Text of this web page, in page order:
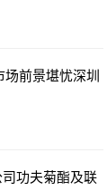
场前景堪忧深圳
功夫菊酯及联